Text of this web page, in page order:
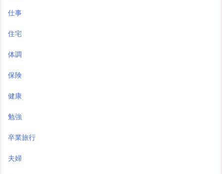
仕事
住宅
体調
保険
健康
勉強
卒業旅行
夫婦